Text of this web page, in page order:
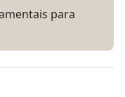
para